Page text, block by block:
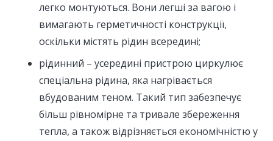
легко монтуються. Вони легші за вагою і
вимагають герметичності конструкції,
оскільки містять рідин всередині;
рідинний – усередині пристрою циркулює
спеціальна рідина, яка нагрівається
вбудованим теном. Такий тип забезпечує
більш рівномірне та тривале збереження
тепла, а також відрізняється економічністю у